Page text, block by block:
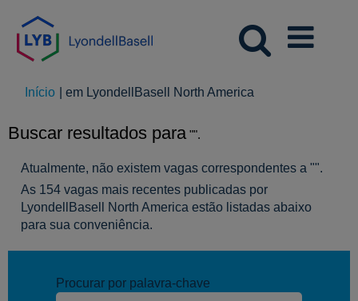
Início em LyondellBasell North America
Buscar resultados para "".
Atualmente, não existem vagas correspondentes a "".
As 154 vagas mais recentes publicadas por
LyondellBasell North America estão listadas abaixo
para sua conveniência.
Procurar por palavra-chave